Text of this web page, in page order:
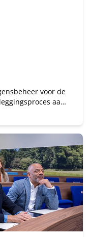
voor de
aan
collega-
naar het beleid